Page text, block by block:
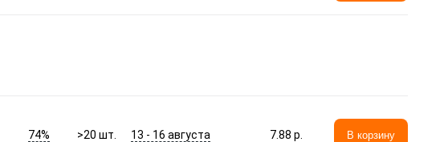
74% >20 шт. 13 - 16 августа 7.88 p. В корзину